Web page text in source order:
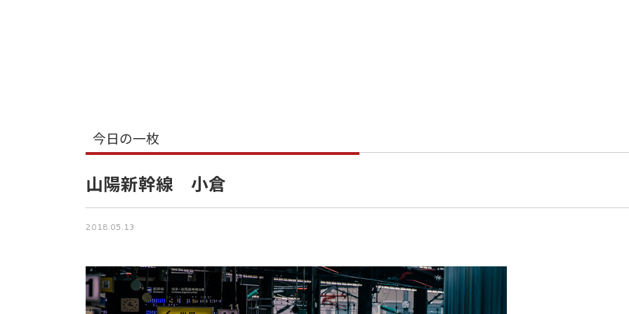
今日の一枚
山陽新幹線 小倉
2018.05.13